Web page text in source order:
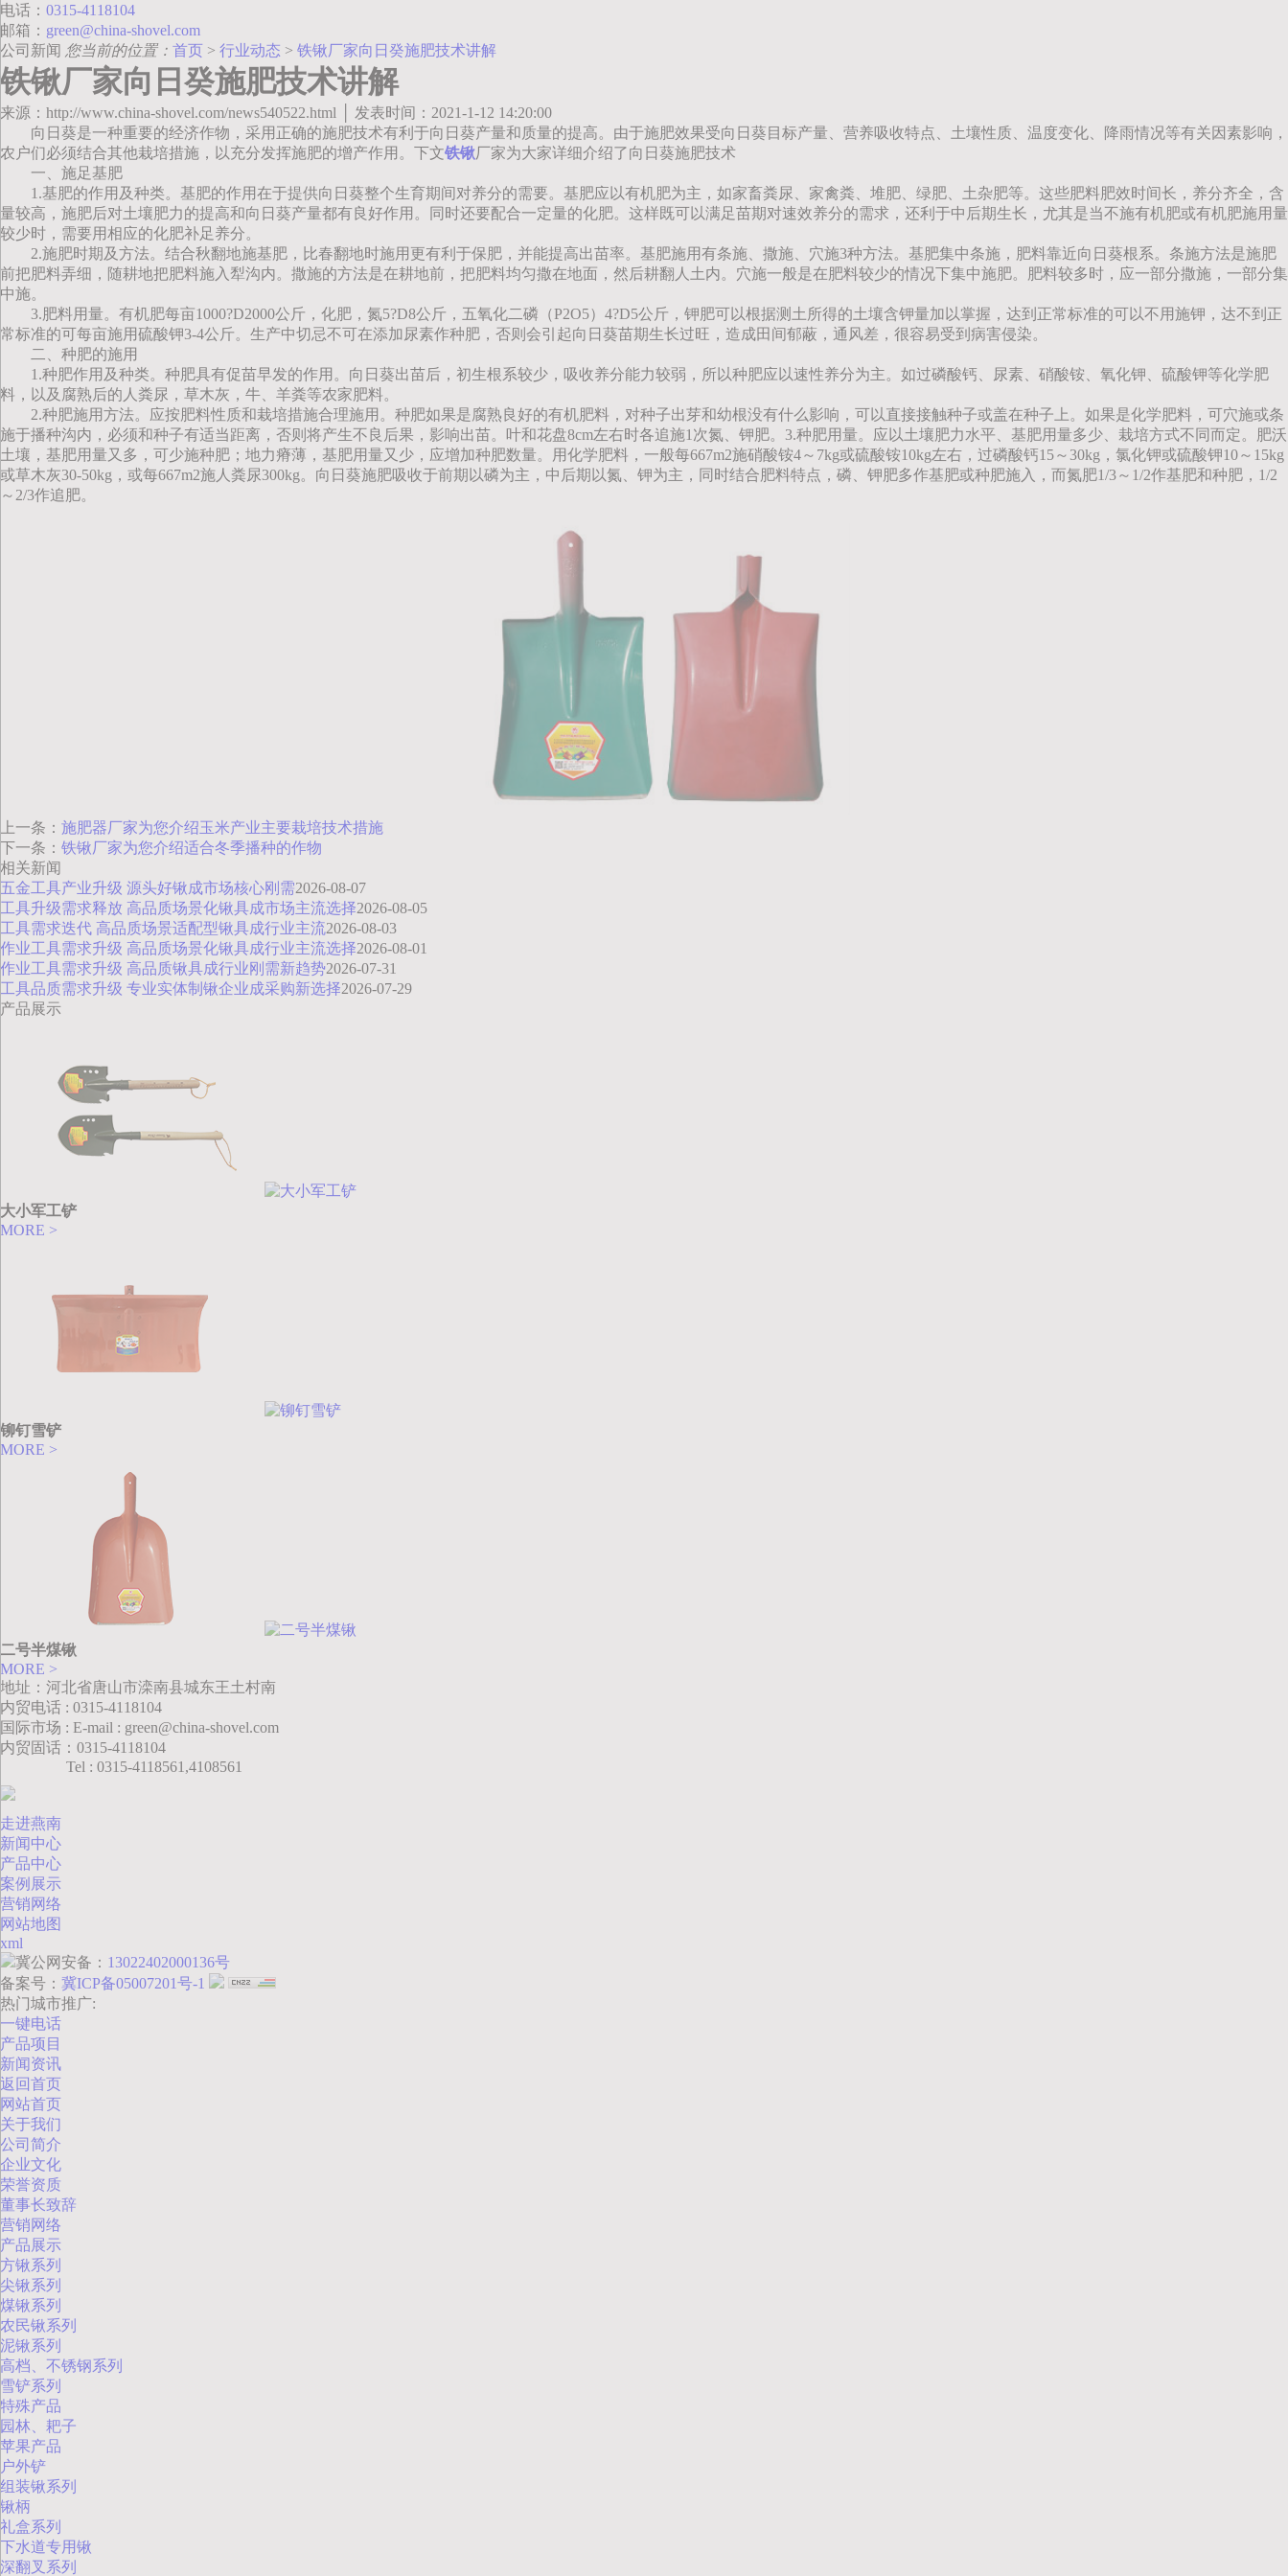
电话： 0315-4118104
邮箱： green@china-shovel.com
公司新闻 您当前的位置： 首页 > 行业动态 > 铁锹厂家向日癸施肥技术讲解
铁锹厂家向日癸施肥技术讲解
来源：http://www.china-shovel.com/news540522.html │ 发表时间：2021-1-12 14:20:00
向日葵是一种重要的经济作物，采用正确的施肥技术有利于向日葵产量和质量的提高。由于施肥效果受向日葵目标产量、营养吸收特点、土壤性质、温度变化、降雨情况等有关因素影响，
农户们必须结合其他栽培措施，以充分发挥施肥的增产作用。下文铁锹厂家为大家详细介绍了向日葵施肥技术
一、施足基肥
1.基肥的作用及种类。基肥的作用在于提供向日葵整个生育期间对养分的需要。基肥应以有机肥为主，如家畜粪尿、家禽粪、堆肥、绿肥、土杂肥等。这些肥料肥效时间长，养分齐全，含
量较高，施肥后对土壤肥力的提高和向日葵产量都有良好作用。同时还要配合一定量的化肥。这样既可以满足苗期对速效养分的需求，还利于中后期生长，尤其是当不施有机肥或有机肥施用量
较少时，需要用相应的化肥补足养分。
2.施肥时期及方法。结合秋翻地施基肥，比春翻地时施用更有利于保肥，并能提高出苗率。基肥施用有条施、撒施、穴施3种方法。基肥集中条施，肥料靠近向日葵根系。条施方法是施肥
前把肥料弄细，随耕地把肥料施入犁沟内。撒施的方法是在耕地前，把肥料均匀撒在地面，然后耕翻人土内。穴施一般是在肥料较少的情况下集中施肥。肥料较多时，应一部分撒施，一部分集
中施。
3.肥料用量。有机肥每亩1000?D2000公斤，化肥，氮5?D8公斤，五氧化二磷（P2O5）4?D5公斤，钾肥可以根据测土所得的土壤含钾量加以掌握，达到正常标准的可以不用施钾，达不到正
常标准的可每亩施用硫酸钾3-4公斤。生产中切忌不可在添加尿素作种肥，否则会引起向日葵苗期生长过旺，造成田间郁蔽，通风差，很容易受到病害侵染。
二、种肥的施用
1.种肥作用及种类。种肥具有促苗早发的作用。向日葵出苗后，初生根系较少，吸收养分能力较弱，所以种肥应以速性养分为主。如过磷酸钙、尿素、硝酸铵、氧化钾、硫酸钾等化学肥
料，以及腐熟后的人粪尿，草木灰，牛、羊粪等农家肥料。
2.种肥施用方法。应按肥料性质和栽培措施合理施用。种肥如果是腐熟良好的有机肥料，对种子出芽和幼根没有什么影响，可以直接接触种子或盖在种子上。如果是化学肥料，可穴施或条
施于播种沟内，必须和种子有适当距离，否则将产生不良后果，影响出苗。叶和花盘8cm左右时各追施1次氮、钾肥。3.种肥用量。应以土壤肥力水平、基肥用量多少、栽培方式不同而定。肥沃
土壤，基肥用量又多，可少施种肥；地力瘠薄，基肥用量又少，应增加种肥数量。用化学肥料，一般每667m2施硝酸铵4～7kg或硫酸铵10kg左右，过磷酸钙15～30kg，氯化钾或硫酸钾10～15kg
或草木灰30-50kg，或每667m2施人粪尿300kg。向日葵施肥吸收于前期以磷为主，中后期以氮、钾为主，同时结合肥料特点，磷、钾肥多作基肥或种肥施入，而氮肥1/3～1/2作基肥和种肥，1/2
～2/3作追肥。
上一条： 施肥器厂家为您介绍玉米产业主要栽培技术措施
下一条： 铁锹厂家为您介绍适合冬季播种的作物
相关新闻
五金工具产业升级 源头好锹成市场核心刚需2026-08-07
工具升级需求释放 高品质场景化锹具成市场主流选择2026-08-05
工具需求迭代 高品质场景适配型锹具成行业主流2026-08-03
作业工具需求升级 高品质场景化锹具成行业主流选择2026-08-01
作业工具需求升级 高品质锹具成行业刚需新趋势2026-07-31
工具品质需求升级 专业实体制锹企业成采购新选择2026-07-29
产品展示
大小军工铲
MORE >
铆钉雪铲
MORE >
二号半煤锹
MORE >
地址：河北省唐山市滦南县城东王土村南
内贸电话 : 0315-4118104
国际市场 : E-mail : green@china-shovel.com
内贸固话：0315-4118104
Tel : 0315-4118561,4108561
走进燕南
新闻中心
产品中心
案例展示
营销网络
网站地图
xml
冀公网安备： 13022402000136号
备案号： 冀ICP备05007201号-1
热门城市推广:
一键电话
产品项目
新闻资讯
返回首页
网站首页
关于我们
公司简介
企业文化
荣誉资质
董事长致辞
营销网络
产品展示
方锹系列
尖锹系列
煤锹系列
农民锹系列
泥锹系列
高档、不锈钢系列
雪铲系列
特殊产品
园林、耙子
苹果产品
户外铲
组装锹系列
锹柄
礼盒系列
下水道专用锹
深翻叉系列